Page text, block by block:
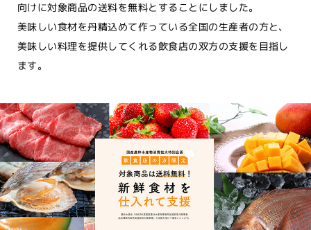
向けに対象商品の送料を無料とすることにしました。
美味しい食材を丹精込めて作っている全国の生産者の方と、
美味しい料理を提供してくれる飲食店の双方の支援を目指し
ます。